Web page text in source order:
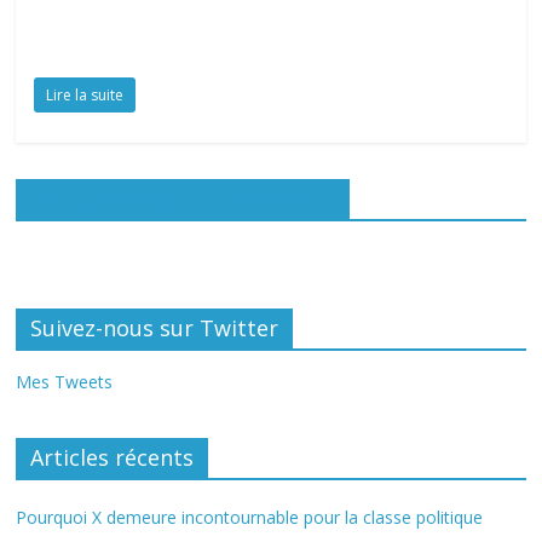
Lire la suite
Suivez-nous sur Twitter
Mes Tweets
Articles récents
Pourquoi X demeure incontournable pour la classe politique